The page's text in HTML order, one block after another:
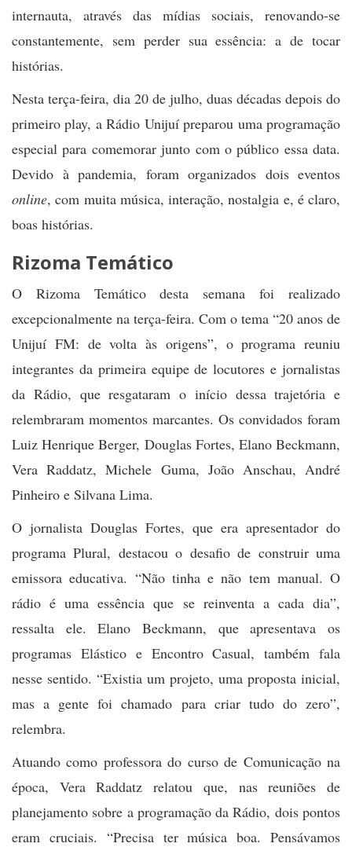
internauta, através das mídias sociais, renovando-se
constantemente, sem perder sua essência: a de tocar
histórias.
Nesta terça-feira, dia 20 de julho, duas décadas depois do
primeiro play, a Rádio Unijuí preparou uma programação
especial para comemorar junto com o público essa data.
Devido à pandemia, foram organizados dois eventos
online, com muita música, interação, nostalgia e, é claro,
boas histórias.
Rizoma Temático
O Rizoma Temático desta semana foi realizado
excepcionalmente na terça-feira. Com o tema “20 anos de
Unijuí FM: de volta às origens”, o programa reuniu
integrantes da primeira equipe de locutores e jornalistas
da Rádio, que resgataram o início dessa trajetória e
relembraram momentos marcantes. Os convidados foram
Luiz Henrique Berger, Douglas Fortes, Elano Beckmann,
Vera Raddatz, Michele Guma, João Anschau, André
Pinheiro e Silvana Lima.
O jornalista Douglas Fortes, que era apresentador do
programa Plural, destacou o desafio de construir uma
emissora educativa. “Não tinha e não tem manual. O
rádio é uma essência que se reinventa a cada dia”,
ressalta ele. Elano Beckmann, que apresentava os
programas Elástico e Encontro Casual, também fala
nesse sentido. “Existia um projeto, uma proposta inicial,
mas a gente foi chamado para criar tudo do zero”,
relembra.
Atuando como professora do curso de Comunicação na
época, Vera Raddatz relatou que, nas reuniões de
planejamento sobre a programação da Rádio, dois pontos
eram cruciais. “Precisa ter música boa. Pensávamos